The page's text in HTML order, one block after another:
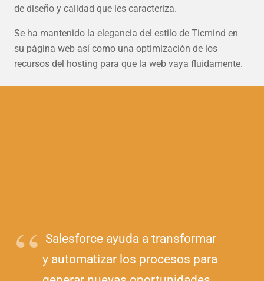
de diseño y calidad que les caracteriza.
Se ha mantenido la elegancia del estilo de Ticmind en
su página web así como una optimización de los
recursos del hosting para que la web vaya fluidamente.
Salesforce ayuda a transformar
y automatizar los procesos para